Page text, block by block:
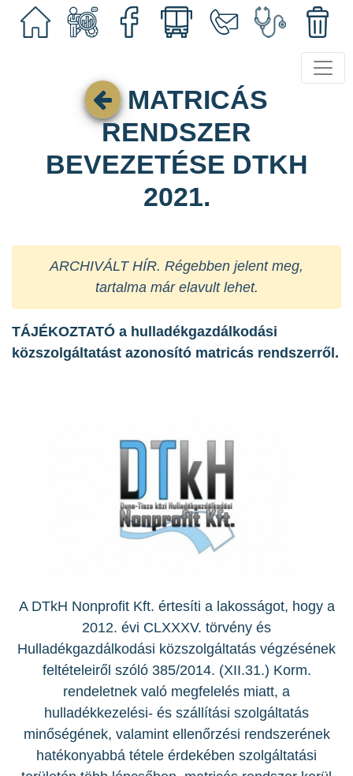
MATRICÁS
RENDSZER
BEVEZETÉSE DTKH
2021.
ARCHIVÁLT HÍR. Régebben jelent meg,
tartalma már elavult lehet.
TÁJÉKOZTATÓ a hulladékgazdálkodási
közszolgáltatást azonosító matricás rendszerről.
A DTkH Nonprofit Kft. értesíti a lakosságot, hogy a
2012. évi CLXXXV. törvény és
Hulladékgazdálkodási közszolgáltatás végzésének
feltételeiről szóló 385/2014. (XII.31.) Korm.
rendeletnek való megfelelés miatt, a
hulladékkezelési- és szállítási szolgáltatás
minőségének, valamint ellenőrzési rendszerének
hatékonyabbá tétele érdekében szolgáltatási